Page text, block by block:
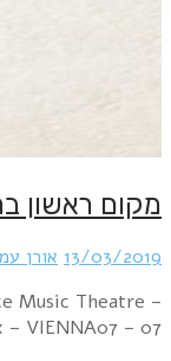
– 03 – 01 –